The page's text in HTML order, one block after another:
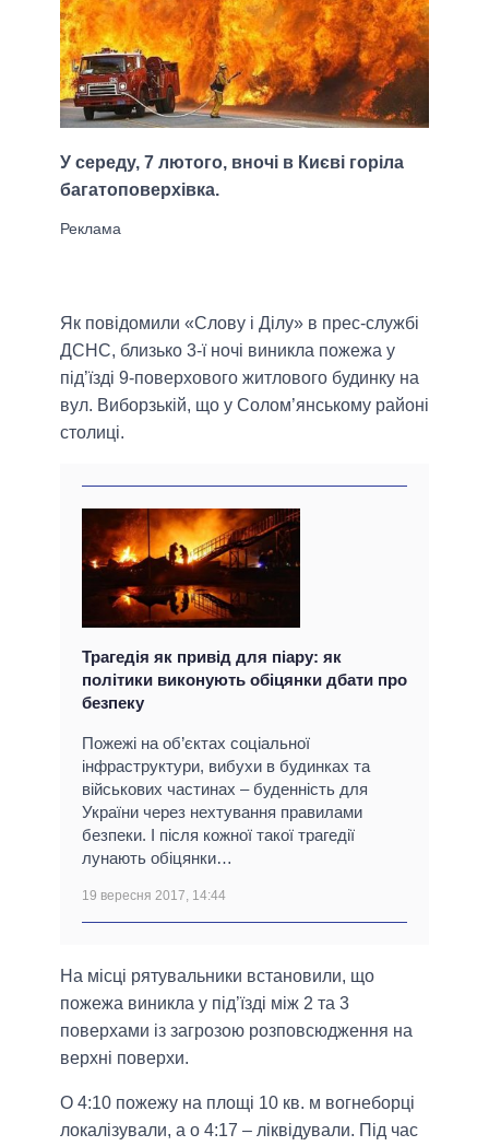
У середу, 7 лютого, вночі в Києві горіла
багатоповерхівка.
Як повідомили «Слову і Ділу» в прес-службі
ДСНС, близько 3-ї ночі виникла пожежа у
під’їзді 9-поверхового житлового будинку на
вул. Виборзькій, що у Солом’янському районі
столиці.
Трагедія як привід для піару: як
політики виконують обіцянки дбати про
безпеку
Пожежі на об’єктах соціальної
інфраструктури, вибухи в будинках та
військових частинах – буденність для
України через нехтування правилами
безпеки. І після кожної такої трагедії
лунають обіцянки…
19 вересня 2017, 14:44
На місці рятувальники встановили, що
пожежа виникла у під’їзді між 2 та 3
поверхами із загрозою розповсюдження на
верхні поверхи.
О 4:10 пожежу на площі 10 кв. м вогнеборці
локалізували, а о 4:17 – ліквідували. Під час